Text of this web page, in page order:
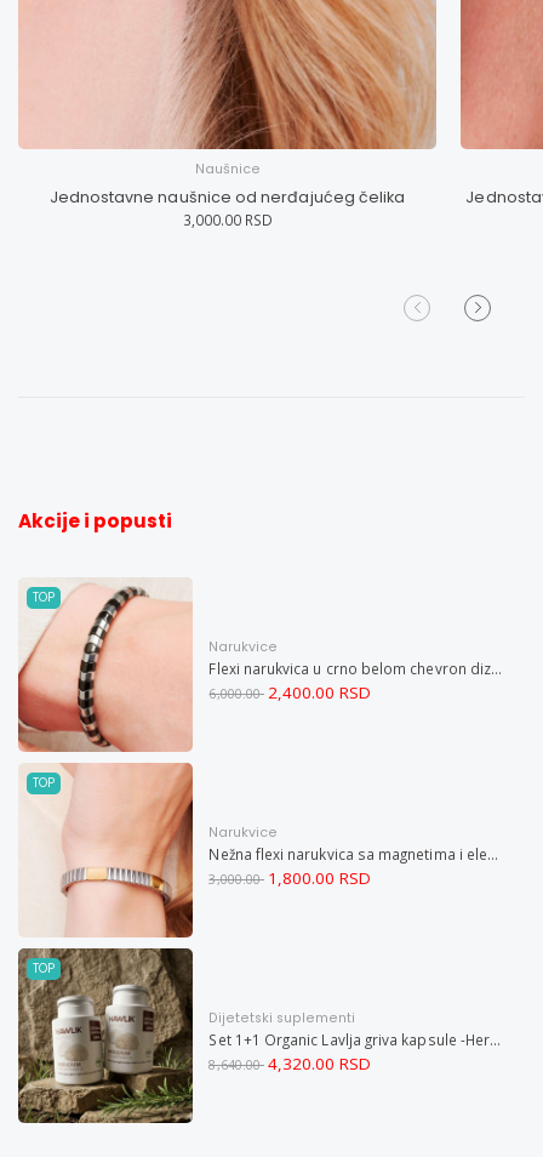
Naušnice
Jednostavne naušnice od nerđajućeg čelika
3,000.00 RSD
Akcije i popusti
TOP
Narukvice
Flexi narukvica u crno belom chevron dizajnu M
6,000.00 2,400.00 RSD
TOP
Narukvice
Nežna flexi narukvica sa magnetima i elementima u boji zlata i bakrom M
3,000.00 1,800.00 RSD
TOP
Dijetetski suplementi
Set 1+1 Organic Lavlja griva kapsule -Hericium ekstrakt 60
8,640.00 4,320.00 RSD